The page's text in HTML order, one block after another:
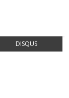
DISQUS